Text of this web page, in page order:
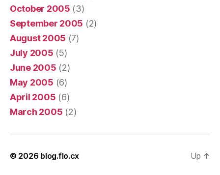
October 2005 (3)
September 2005 (2)
August 2005 (7)
July 2005 (5)
June 2005 (2)
May 2005 (6)
April 2005 (6)
March 2005 (2)
© 2026 blog.flo.cx Up ↑